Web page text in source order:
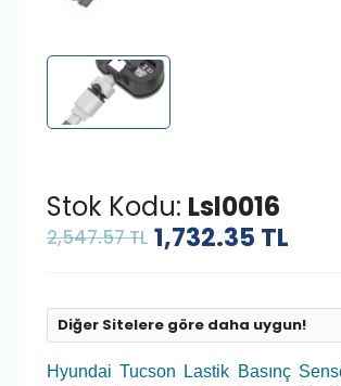
Stok Kodu: Lsl0016
2,547.57 TL 1,732.35 TL
Diğer Sitelere göre daha uygun!
Hyundai Tucson Lastik Basınç